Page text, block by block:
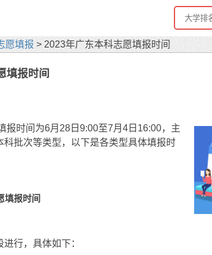
愿填报 > 2023年广东本科志愿填报时间
填报时间
报时间为6月28日9:00至7月4日16:00，主
科批次等类型，以下是各类型具体填报时
填报时间
行，具体如下：